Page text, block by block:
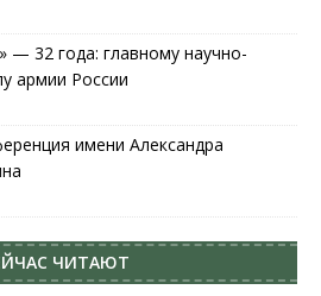
— 32 года: главному научно-
армии России
имени Александра
ЧИТАЮТ